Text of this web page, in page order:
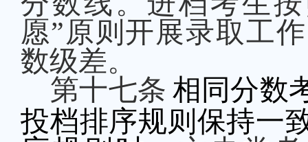
愿”原则开展录取工
数级差。
第十七条 相同分数
投档排序规则保持一